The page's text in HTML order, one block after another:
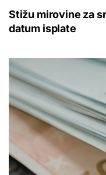
Stižu mirovine za
datum isplate